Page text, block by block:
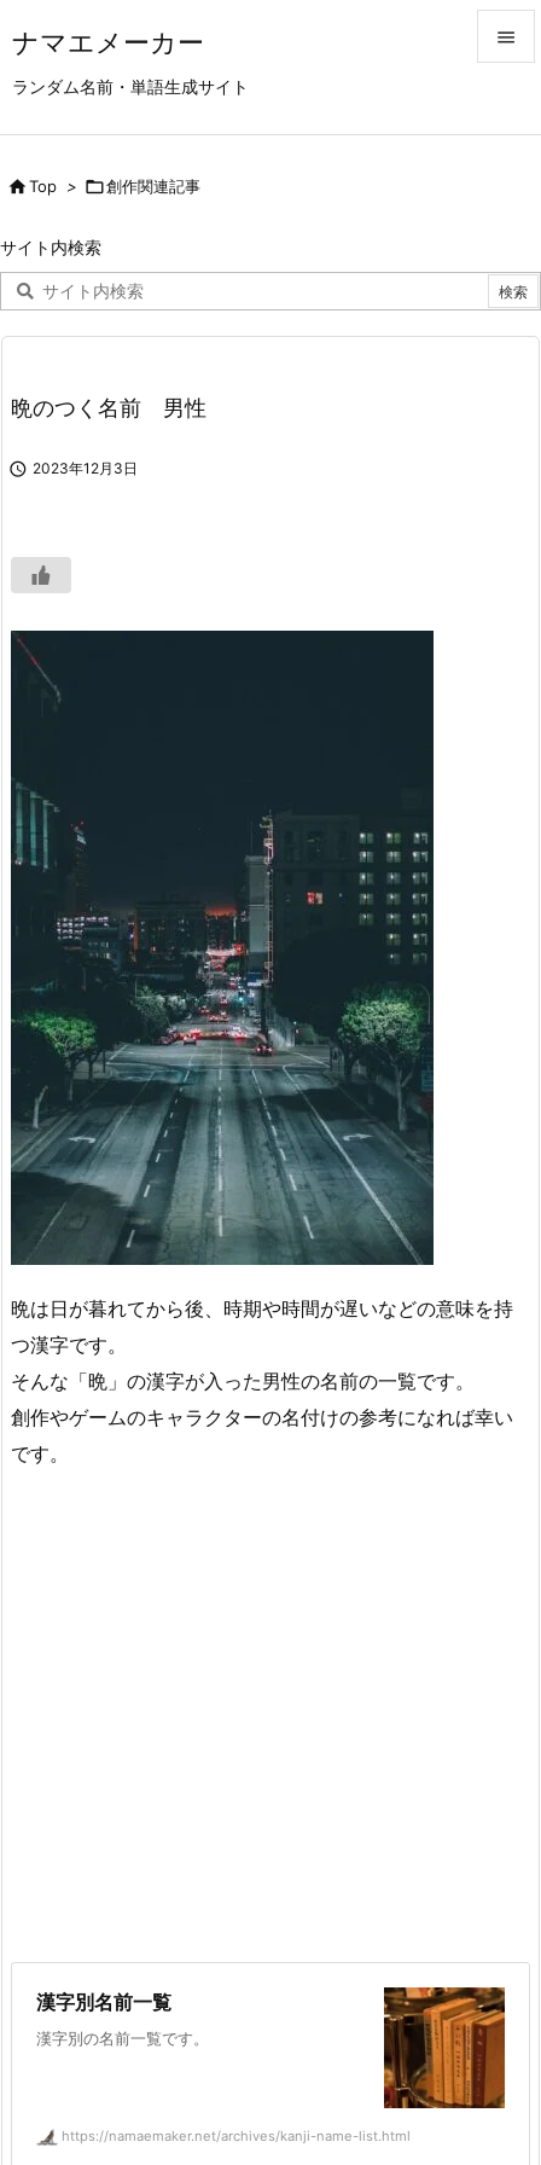
ナマエメーカー
ランダム名前・単語生成サイト


次へ

Top > 創作関連記事
サイト内検索
晩のつく名前 男性
 2023年12月3日
晩は日が暮れてから後、時期や時間が遅いなどの意味を持
つ漢字です。
そんな「晩」の漢字が入った男性の名前の一覧です。
創作やゲームのキャラクターの名付けの参考になれば幸い
です。
漢字別名前一覧
漢字別の名前一覧です。
https://namaemaker.net/archives/kanji-name-list.html